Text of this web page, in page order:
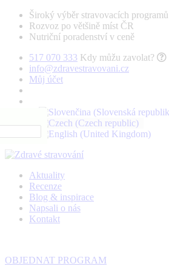
Široký výběr stravovacích programů
Rozvoz po většině míst ČR
Nutriční poradenství v ceně
517 070 333 Kdy můžu zavolat?
info@zdravestravovani.cz
Můj účet
Aktuality
Recenze
Blog & inspirace
Napsali o nás
Kontakt
OBJEDNAT PROGRAM